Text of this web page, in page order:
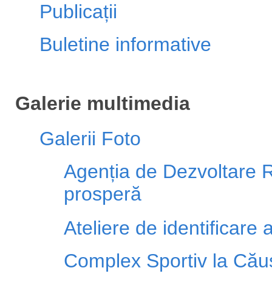
Publicații
Buletine informative
Galerie multimedia
Galerii Foto
Agenția de Dezvoltare
prosperă
Ateliere de identificare
Complex Sportiv la